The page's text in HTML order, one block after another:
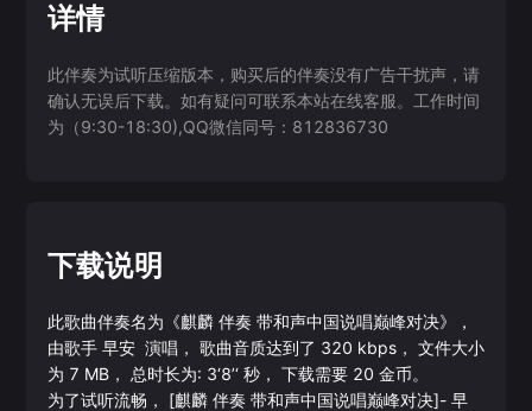
详情
此伴奏为试听压缩版本，购买后的伴奏没有广告干扰声，请
确认无误后下载。如有疑问可联系本站在线客服。工作时间
为（9:30-18:30),QQ微信同号：812836730
下载说明
此歌曲伴奏名为《麒麟 伴奏 带和声中国说唱巅峰对决》，
由歌手 早安 演唱， 歌曲音质达到了 320 kbps， 文件大小
为 7 MB， 总时长为: 3‘8’‘秒， 下载需要 20 金币。
为了试听流畅， [麒麟 伴奏 带和声中国说唱巅峰对决]- 早